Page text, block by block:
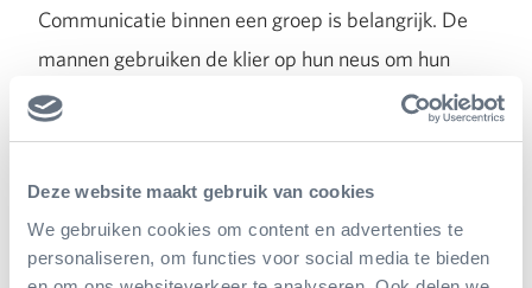
Deze website maakt gebruik van cookies
We gebruiken cookies om content en advertenties te
personaliseren, om functies voor social media te bieden
Communicatie binnen een groep is belangrijk. De
mannen gebruiken de klier op hun neus om hun
territorium af te bakenen en hun
voortplantingsstatus te bevestigen. Ook geluiden
van geluiden. Bij gevaar bijvoorbeeld blaffen